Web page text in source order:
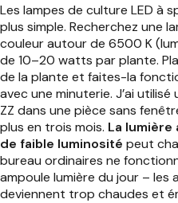
Les lampes de culture LED à
plus simple. Recherchez une
couleur autour de 6500 K
de 10–20 watts par plante.
de la plante et faites-la
avec une minuterie. J’ai utilisé
ZZ dans une pièce sans
plus en trois mois. La
de faible luminosité peut
bureau ordinaires ne
ampoule lumière du jour – les
deviennent trop chaudes et